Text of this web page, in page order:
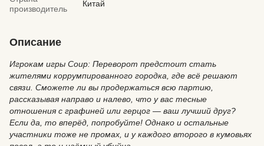
производитель
Китай
Описание
Игрокам игры Coup: Переворот предстоит стать
жителями коррумпированного городка, где всё решают
связи. Сможете ли вы продержаться всю партию,
рассказывая направо и налево, что у вас тесные
отношения с графиней или герцог — ваш лучший друг?
Если да, то вперёд, попробуйте! Однако и остальные
участники тоже не промах, и у каждого второго в кумовьях